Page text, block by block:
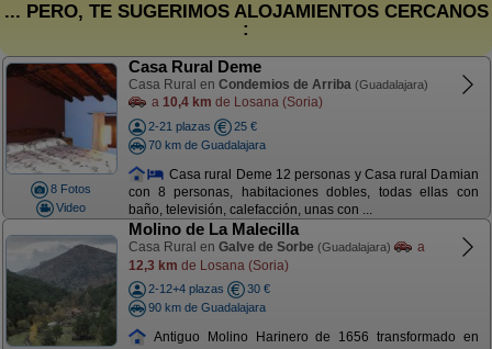
... PERO, TE SUGERIMOS ALOJAMIENTOS CERCANOS
:
8 Fotos
Video
Casa Rural Deme
Casa Rural en Condemios de Arriba (Guadalajara)
a 10,4 km de Losana (Soria)
2-21 plazas
25 €
70 km de Guadalajara
Casa rural Deme 12 personas y Casa rural Damian
con 8 personas, habitaciones dobles, todas ellas con
baño, televisión, calefacción, unas con ...
Molino de La Malecilla
Casa Rural en Galve de Sorbe (Guadalajara)
a
12,3 km de Losana (Soria)
2-12+4 plazas
30 €
90 km de Guadalajara
Antiguo Molino Harinero de 1656 transformado en